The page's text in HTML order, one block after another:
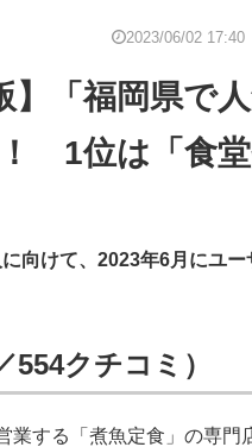
IT製品の
2023/06/02 17:40
】「福岡県で
1位は「食堂
けて、2023年6月にユー
クチコミ）
する「煮魚定食」の専門